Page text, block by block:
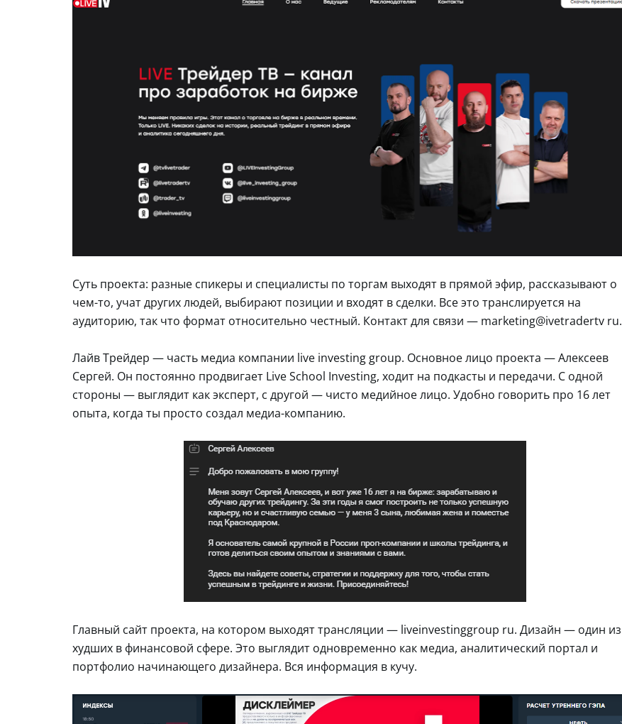
Суть проекта: разные спикеры и специалисты по торгам выходят в прямой эфир, рассказывают о
чем-то, учат других людей, выбирают позиции и входят в сделки. Все это транслируется на
аудиторию, так что формат относительно честный. Контакт для связи — marketing@ivetradertv ru.
Лайв Трейдер — часть медиа компании live investing group. Основное лицо проекта — Алексеев
Сергей. Он постоянно продвигает Live School Investing, ходит на подкасты и передачи. С одной
стороны — выглядит как эксперт, с другой — чисто медийное лицо. Удобно говорить про 16 лет
опыта, когда ты просто создал медиа-компанию.
Главный сайт проекта, на котором выходят трансляции — liveinvestinggroup ru. Дизайн — один из
худших в финансовой сфере. Это выглядит одновременно как медиа, аналитический портал и
портфолио начинающего дизайнера. Вся информация в кучу.